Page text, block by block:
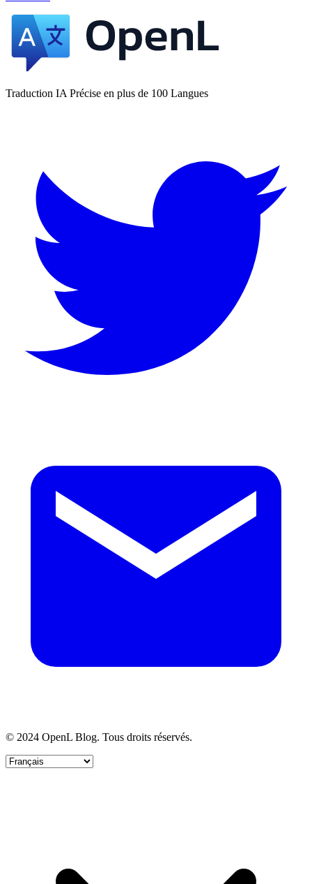
Traduction IA Précise en plus de 100 Langues
© 2024 OpenL Blog. Tous droits réservés.